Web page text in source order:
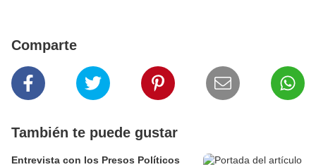
Comparte
También te puede gustar
Entrevista con los Presos Políticos